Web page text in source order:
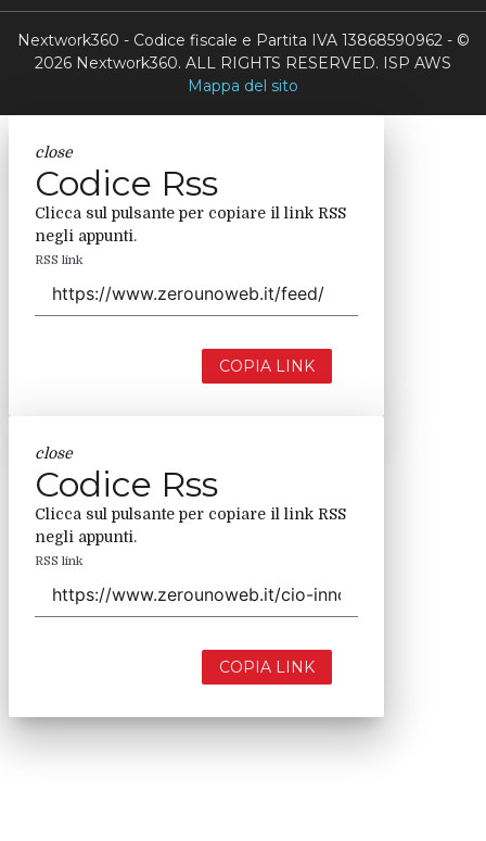
Nextwork360 - Codice fiscale e Partita IVA 13868590962 - ©
2026 Nextwork360. ALL RIGHTS RESERVED. ISP AWS
Mappa del sito
close
Codice Rss
Clicca sul pulsante per copiare il link RSS
negli appunti.
RSS link
COPIA LINK
close
Codice Rss
Clicca sul pulsante per copiare il link RSS
negli appunti.
RSS link
COPIA LINK